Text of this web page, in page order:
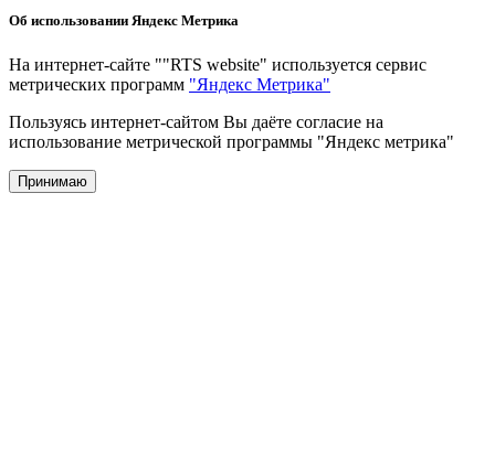
Об использовании Яндекс Метрика
На интернет-сайте ""RTS website" используется сервис
метрических программ "Яндекс Метрика"
Пользуясь интернет-сайтом Вы даёте согласие на
использование метрической программы "Яндекс метрика"
Принимаю